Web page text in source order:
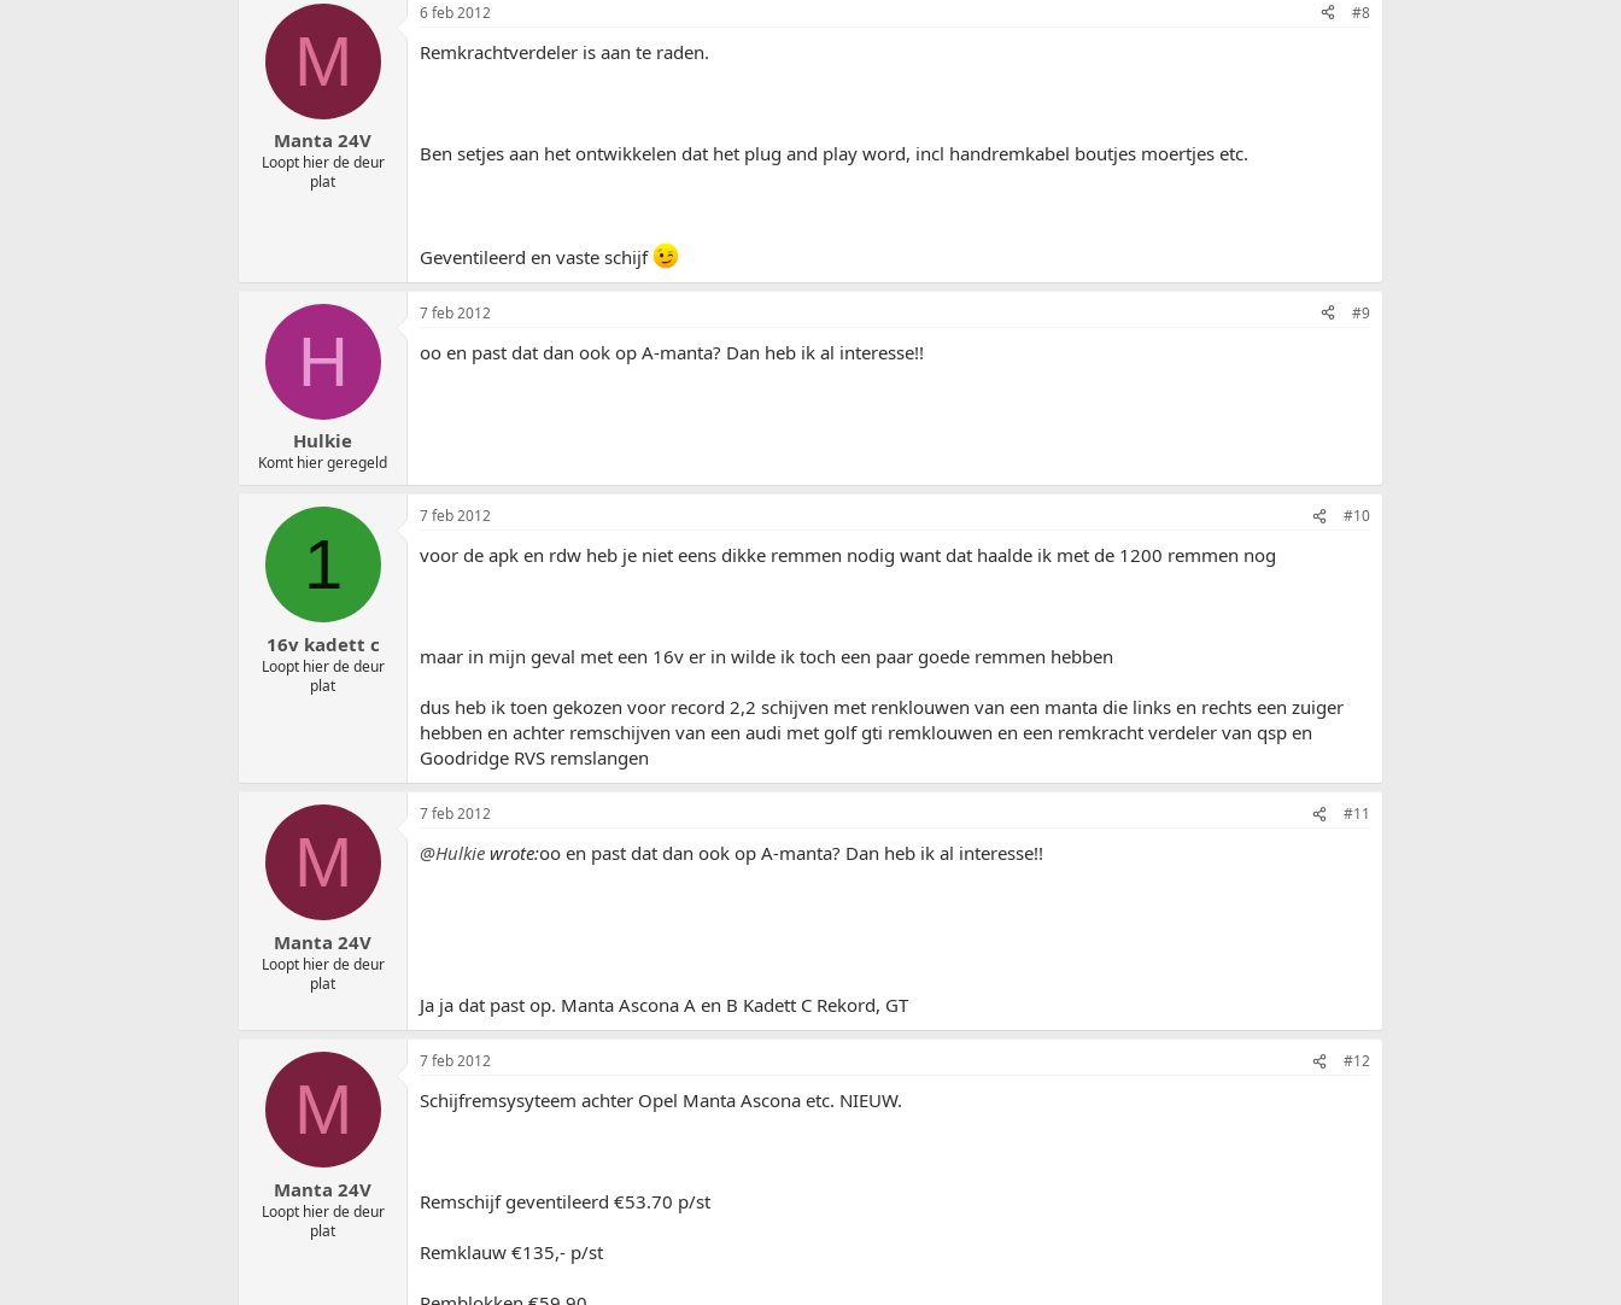
M
Manta 24V
Loopt hier de deur
plat
6 feb 2012 #8
Remkrachtverdeler is aan te raden.
Ben setjes aan het ontwikkelen dat het plug and play word, incl handremkabel boutjes moertjes etc.
Geventileerd en vaste schijf
H
Hulkie
Komt hier geregeld
7 feb 2012 #9
oo en past dat dan ook op A-manta? Dan heb ik al interesse!!
1
16v kadett c
Loopt hier de deur
plat
7 feb 2012 #10
voor de apk en rdw heb je niet eens dikke remmen nodig want dat haalde ik met de 1200 remmen nog
maar in mijn geval met een 16v er in wilde ik toch een paar goede remmen hebben
dus heb ik toen gekozen voor record 2,2 schijven met renklouwen van een manta die links en rechts een zuiger
hebben en achter remschijven van een audi met golf gti remklouwen en een remkracht verdeler van qsp en
Goodridge RVS remslangen
M
Manta 24V
Loopt hier de deur
plat
7 feb 2012 #11
@Hulkie wrote:oo en past dat dan ook op A-manta? Dan heb ik al interesse!!
Ja ja dat past op. Manta Ascona A en B Kadett C Rekord, GT
M
Manta 24V
Loopt hier de deur
plat
7 feb 2012 #12
Schijfremsysyteem achter Opel Manta Ascona etc. NIEUW.
Remschijf geventileerd €53.70 p/st
Remklauw €135,- p/st